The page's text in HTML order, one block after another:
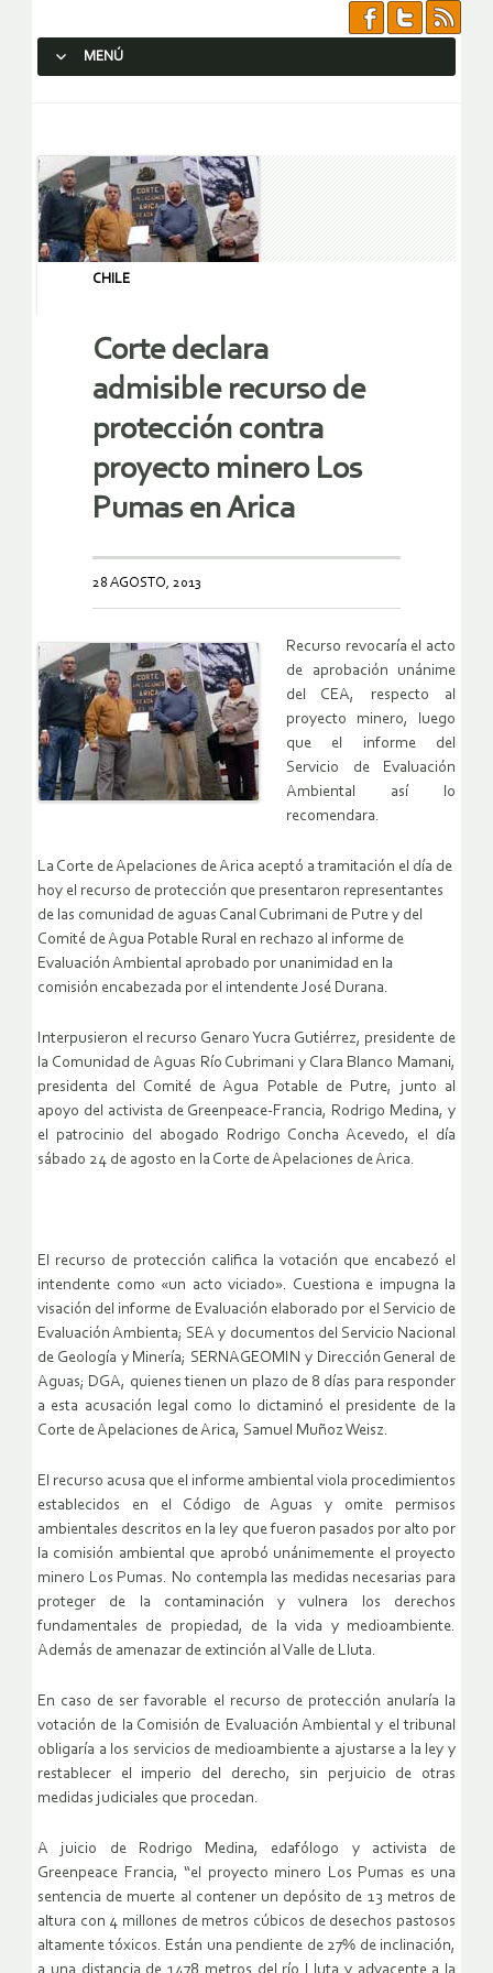
MENÚ
CHILE
Corte declara
admisible recurso de
protección contra
proyecto minero Los
Pumas en Arica
28 AGOSTO, 2013
Recurso revocaría el acto
de aprobación unánime
del CEA, respecto al
proyecto minero, luego
que el informe del
Servicio de Evaluación
Ambiental así lo
recomendara.
La Corte de Apelaciones de Arica aceptó a tramitación el día de
hoy el recurso de protección que presentaron representantes
de las comunidad de aguas Canal Cubrimani de Putre y del
Comité de Agua Potable Rural en rechazo al informe de
Evaluación Ambiental aprobado por unanimidad en la
comisión encabezada por el intendente José Durana.
Interpusieron el recurso Genaro Yucra Gutiérrez, presidente de
la Comunidad de Aguas Río Cubrimani y Clara Blanco Mamani,
presidenta del Comité de Agua Potable de Putre, junto al
apoyo del activista de Greenpeace-Francia, Rodrigo Medina, y
el patrocinio del abogado Rodrigo Concha Acevedo, el día
sábado 24 de agosto en la Corte de Apelaciones de Arica.
El recurso de protección califica la votación que encabezó el
intendente como «un acto viciado». Cuestiona e impugna la
visación del informe de Evaluación elaborado por el Servicio de
Evaluación Ambienta; SEA y documentos del Servicio Nacional
de Geología y Minería; SERNAGEOMIN y Dirección General de
Aguas; DGA, quienes tienen un plazo de 8 días para responder
a esta acusación legal como lo dictaminó el presidente de la
Corte de Apelaciones de Arica, Samuel Muñoz Weisz.
El recurso acusa que el informe ambiental viola procedimientos
establecidos en el Código de Aguas y omite permisos
ambientales descritos en la ley que fueron pasados por alto por
la comisión ambiental que aprobó unánimemente el proyecto
minero Los Pumas. No contempla las medidas necesarias para
proteger de la contaminación y vulnera los derechos
fundamentales de propiedad, de la vida y medioambiente.
Además de amenazar de extinción al Valle de Lluta.
En caso de ser favorable el recurso de protección anularía la
votación de la Comisión de Evaluación Ambiental y el tribunal
obligaría a los servicios de medioambiente a ajustarse a la ley y
restablecer el imperio del derecho, sin perjuicio de otras
medidas judiciales que procedan.
A juicio de Rodrigo Medina, edafólogo y activista de
Greenpeace Francia, “el proyecto minero Los Pumas es una
sentencia de muerte al contener un depósito de 13 metros de
altura con 4 millones de metros cúbicos de desechos pastosos
altamente tóxicos. Están una pendiente de 27% de inclinación,